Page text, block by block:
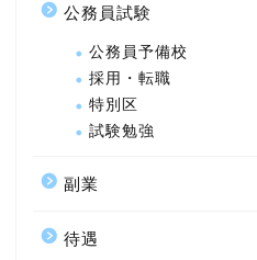
公務員試験
公務員予備校
採用・転職
特別区
試験勉強
副業
待遇